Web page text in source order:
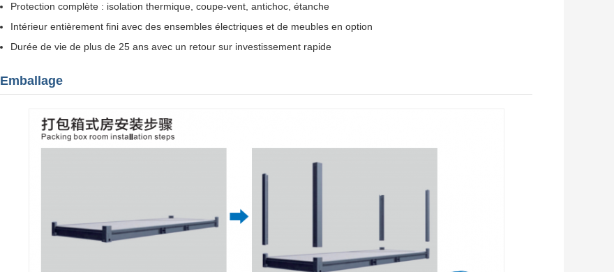
Protection complète : isolation thermique, coupe-vent, antichoc, étanche
Intérieur entièrement fini avec des ensembles électriques et de meubles en option
Durée de vie de plus de 25 ans avec un retour sur investissement rapide
Emballage